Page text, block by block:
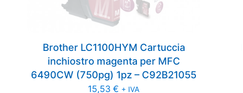
Brother LC1100HYM Cartuccia
inchiostro magenta per MFC
6490CW (750pg) 1pz – C92B21055
15,53€ + IVA